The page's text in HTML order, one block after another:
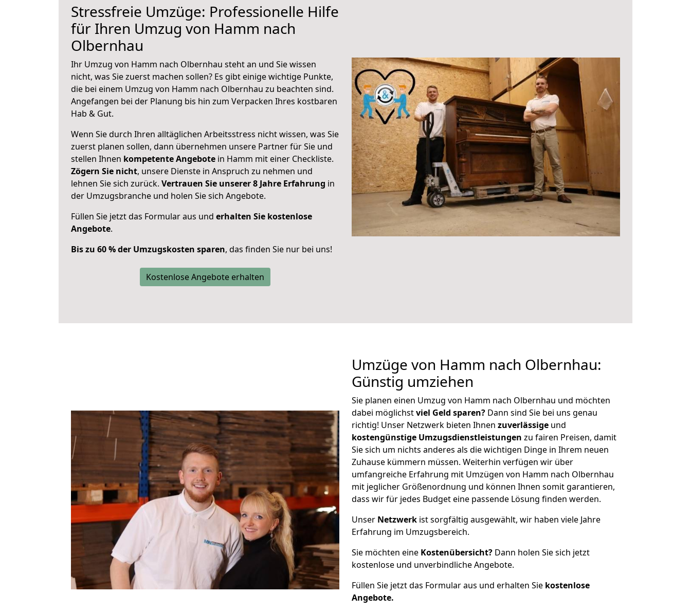
Stressfreie Umzüge: Professionelle Hilfe
für Ihren Umzug von Hamm nach
Olbernhau
Ihr Umzug von Hamm nach Olbernhau steht an und Sie wissen
nicht, was Sie zuerst machen sollen? Es gibt einige wichtige Punkte,
die bei einem Umzug von Hamm nach Olbernhau zu beachten sind.
Angefangen bei der Planung bis hin zum Verpacken Ihres kostbaren
Hab & Gut.
Wenn Sie durch Ihren alltäglichen Arbeitsstress nicht wissen, was Sie
zuerst planen sollen, dann übernehmen unsere Partner für Sie und
stellen Ihnen kompetente Angebote in Hamm mit einer Checkliste.
Zögern Sie nicht, unsere Dienste in Anspruch zu nehmen und
lehnen Sie sich zurück. Vertrauen Sie unserer 8 Jahre Erfahrung in
der Umzugsbranche und holen Sie sich Angebote.
Füllen Sie jetzt das Formular aus und erhalten Sie kostenlose
Angebote.
Bis zu 60 % der Umzugskosten sparen, das finden Sie nur bei uns!
Kostenlose Angebote erhalten
Umzüge von Hamm nach Olbernhau:
Günstig umziehen
Sie planen einen Umzug von Hamm nach Olbernhau und möchten
dabei möglichstviel Geld sparen? Dann sind Sie bei uns genau
richtig! Unser Netzwerk bieten Ihnen zuverlässige und
kostengünstige Umzugsdienstleistungen zu fairen Preisen, damit
Sie sich um nichts anderes als die wichtigen Dinge in Ihrem neuen
Zuhause kümmern müssen. Weiterhin verfügen wir über
umfangreiche Erfahrung mit Umzügen von Hamm nach Olbernhau
mit jeglicher Größenordnung und können Ihnen somit garantieren,
dass wir für jedes Budget eine passende Lösung finden werden.
Unser Netzwerk ist sorgfältig ausgewählt, wir haben viele Jahre
Erfahrung im Umzugsbereich.
Sie möchten eine Kostenübersicht? Dann holen Sie sich jetzt
kostenlose und unverbindliche Angebote.
Füllen Sie jetzt das Formular aus und erhalten Sie kostenlose
Angebote.